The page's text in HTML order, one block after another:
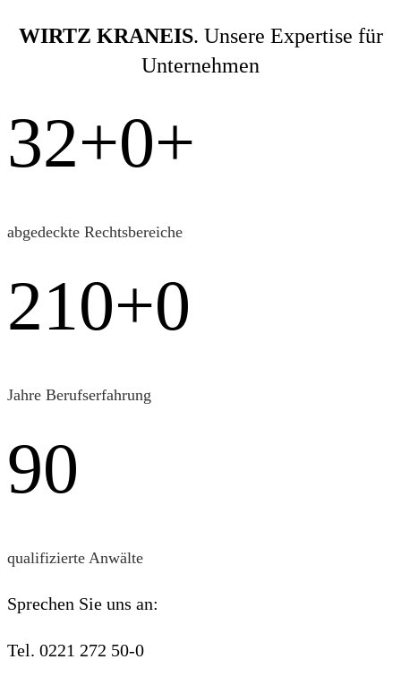
WIRTZ KRANEIS. Unsere Expertise für
Unternehmen
32+0+
abgedeckte Rechtsbereiche
210+0
Jahre Berufserfahrung
90
qualifizierte Anwälte
Sprechen Sie uns an:
Tel. 0221 272 50-0